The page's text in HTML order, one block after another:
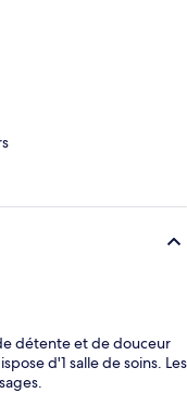
détente et de douceur
d'1 salle de soins. Les